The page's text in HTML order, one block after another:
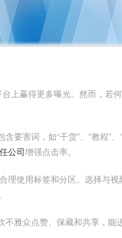
上赢得更多曝光。然而，
要害词，如“干货”、“教程”
公司增强点击率。
合理使用标签和分区。选择与视
雅众点赞、保藏和共享，